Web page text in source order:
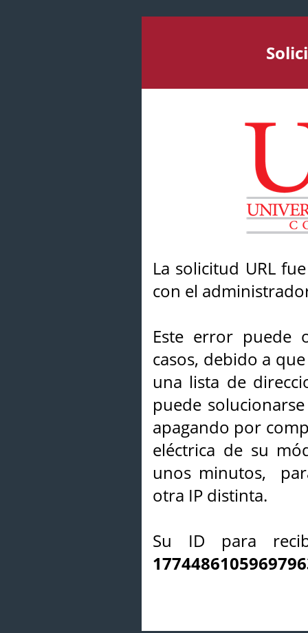
La solicitud URL
con el
Este error puede
casos, debido a
una lista de
puede
apagando por
eléctrica de su
unos minutos,
otra IP distinta.
Su ID para